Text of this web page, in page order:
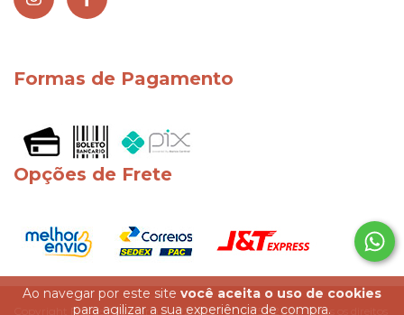
Ao navegar por este site você aceita o uso de cookies
para agilizar a sua experiência de compra.
Formas de Pagamento
Opções de Frete
Copyright Fios de Araucária - 40248227000175 - 2026. Todos os direitos